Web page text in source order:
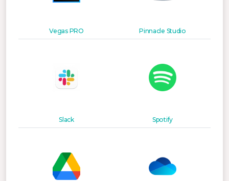
Vegas PRO Pinnacle Studio
Slack Spotify